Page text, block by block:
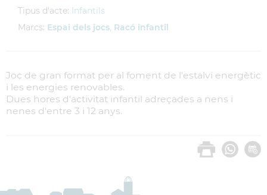
Tipus d'acte: Infantils
Marcs: Espai dels jocs, Racó infantil
Joc de gran format per al foment de l'estalvi energètic
i les energies renovables.
Dues hores d'activitat infantil adreçades a nens i
nenes d'entre 3 i 12 anys.